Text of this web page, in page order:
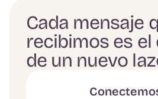
Cada mensaje
recibimos es
de un nuevo